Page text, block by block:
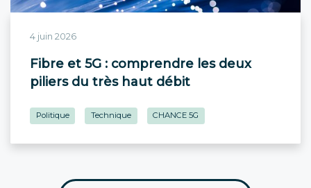
4 juin 2026
Fibre et 5G : comprendre les deux
piliers du très haut débit
Politique Technique CHANCE 5G